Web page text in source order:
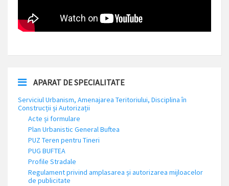
APARAT DE SPECIALITATE
Serviciul Urbanism, Amenajarea Teritoriului, Disciplina în
Construcții și Autorizații
Acte și formulare
Plan Urbanistic General Buftea
PUZ Teren pentru Tineri
PUG BUFTEA
Profile Stradale
Regulament privind amplasarea și autorizarea mijloacelor
de publicitate